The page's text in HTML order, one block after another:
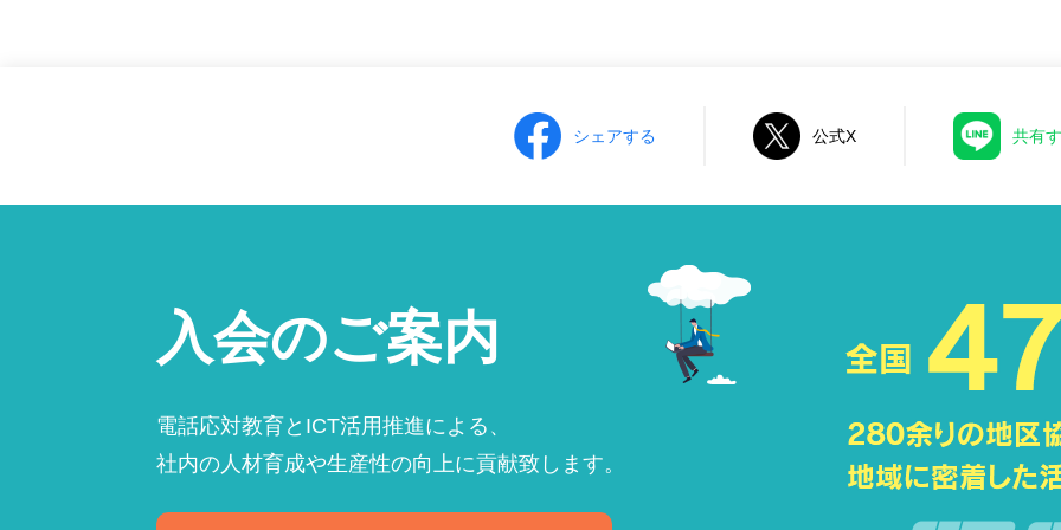
シェアする 公式X 共有
入会のご案内
電話応対教育とICT活用推進による、
社内の人材育成や生産性の向上に貢献致します。